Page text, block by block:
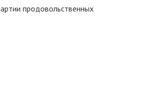
продовольственных